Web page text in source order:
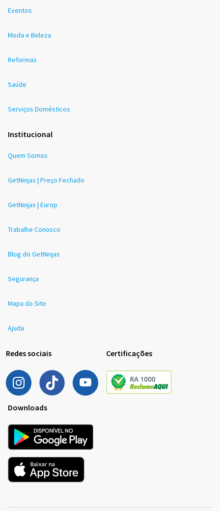
Eventos
Moda e Beleza
Reformas
Saúde
Serviços Domésticos
Institucional
Quem Somos
GetNinjas | Preço Fechado
GetNinjas | Europ
Trabalhe Conosco
Blog do GetNinjas
Segurança
Mapa do Site
Ajuda
Redes sociais Certificações
Downloads